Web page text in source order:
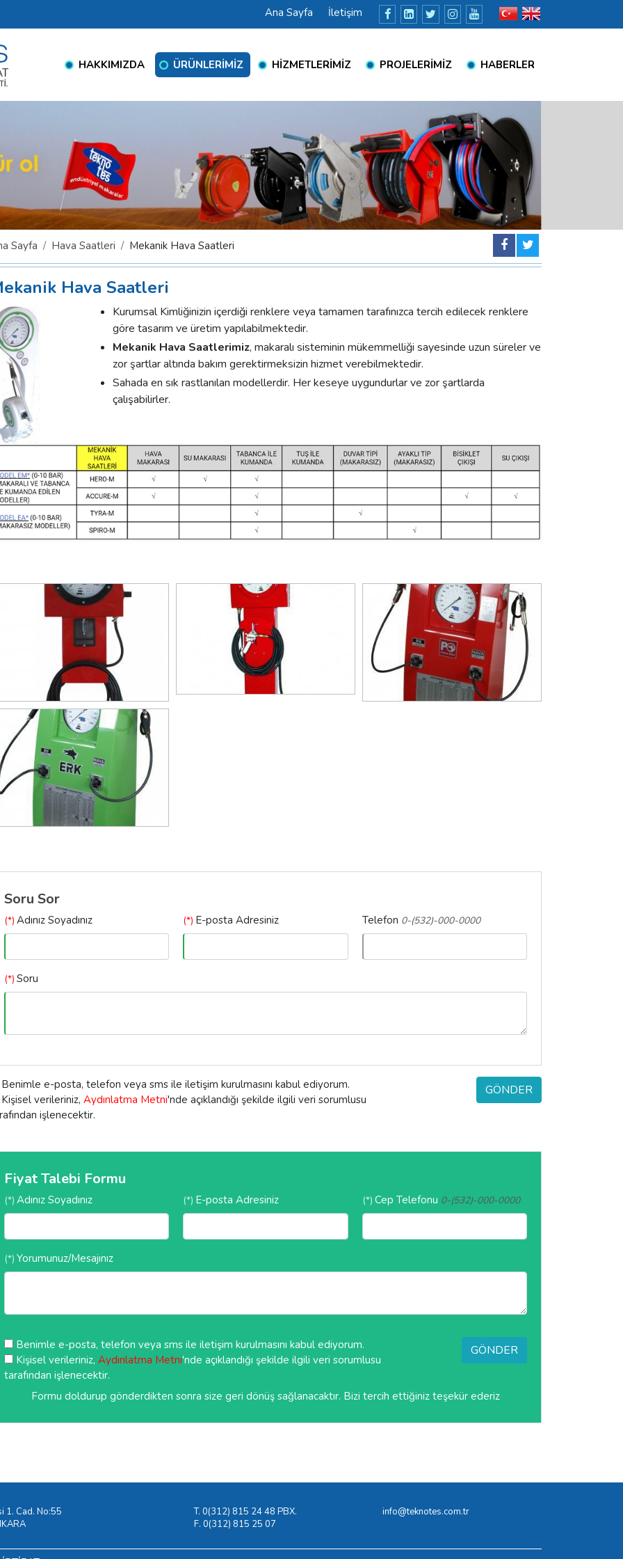
Ana Sayfa İletişim
HAKKIMIZDA ÜRÜNLERİMİZ HİZMETLERİMİZ PROJELERİMİZ HABERLER
Sayfa Hava Saatleri Mekanik Hava Saatleri
Hava Saatleri
Kurumsal Kimliğinizin içerdiği renklere veya tamamen tarafınızca tercih edilecek renklere
göre tasarım ve üretim yapılabilmektedir.
Mekanik Hava Saatlerimiz, makaralı sisteminin mükemmelliği sayesinde uzun süreler ve
zor şartlar altında bakım gerektirmeksizin hizmet verebilmektedir.
Sahada en sık rastlanılan modellerdir. Her keseye uygundurlar ve zor şartlarda
çalışabilirler.
Soru Sor
(*) Adınız Soyadınız (*) E-posta Adresiniz Telefon 0-(532)-000-0000
(*) Soru
e-posta, telefon veya sms ile iletişim kurulmasını kabul ediyorum.
verileriniz, Aydınlatma Metni'nde açıklandığı şekilde ilgili veri sorumlusu
işlenecektir.
GÖNDER
Fiyat Talebi Formu
(*) Adınız Soyadınız (*) E-posta Adresiniz (*) Cep Telefonu 0-(532)-000-0000
(*) Yorumunuz/Mesajınız
Benimle e-posta, telefon veya sms ile iletişim kurulmasını kabul ediyorum.
Kişisel verileriniz, Aydınlatma Metni'nde açıklandığı şekilde ilgili veri sorumlusu
tarafından işlenecektir.
GÖNDER
Formu doldurup gönderdikten sonra size geri dönüş sağlanacaktır. Bizi tercih ettiğiniz teşekür ederiz
1. Cad. No:55
T. 0(312) 815 24 48 PBX.
F. 0(312) 815 25 07
info@teknotes.com.tr